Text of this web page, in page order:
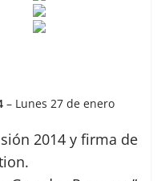
– Lunes 27 de enero
2014 y firma de